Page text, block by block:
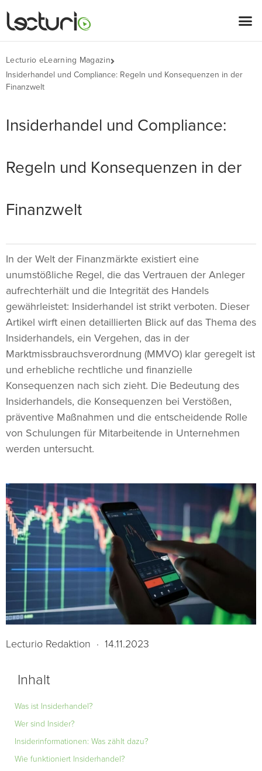
Lecturio eLearning Magazin
Insiderhandel und Compliance: Regeln und Konsequenzen in der
Finanzwelt
Insiderhandel und Compliance:
Regeln und Konsequenzen in der
Finanzwelt
In der Welt der Finanzmärkte existiert eine
unumstößliche Regel, die das Vertrauen der Anleger
aufrechterhält und die Integrität des Handels
gewährleistet: Insiderhandel ist strikt verboten. Dieser
Artikel wirft einen detaillierten Blick auf das Thema des
Insiderhandels, ein Vergehen, das in der
Marktmissbrauchsverordnung (MMVO) klar geregelt ist
und erhebliche rechtliche und finanzielle
Konsequenzen nach sich zieht. Die Bedeutung des
Insiderhandels, die Konsequenzen bei Verstößen,
präventive Maßnahmen und die entscheidende Rolle
von Schulungen für Mitarbeitende in Unternehmen
werden untersucht.
Lecturio Redaktion · 14.11.2023
Inhalt
Was ist Insiderhandel?
Wer sind Insider?
Insiderinformationen: Was zählt dazu?
Wie funktioniert Insiderhandel?